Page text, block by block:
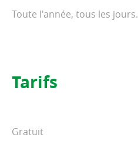
Toute l'année, tous les jours.
Tarifs
Gratuit